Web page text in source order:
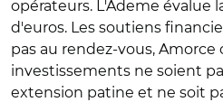
opérateurs. L'Ademe évalue
d'euros. Les soutiens
pas au rendez-vous, Amorce
investissements ne soient
extension patine et ne soit